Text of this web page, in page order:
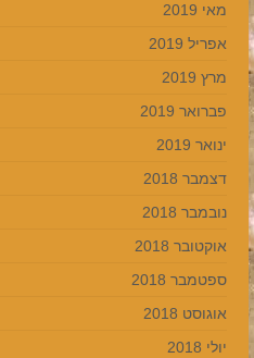
מאי 2019
אפריל 2019
מרץ 2019
פברואר 2019
ינואר 2019
דצמבר 2018
נובמבר 2018
אוקטובר 2018
ספטמבר 2018
אוגוסט 2018
יולי 2018